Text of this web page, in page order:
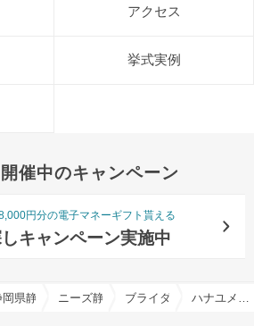
アクセス
挙式実例
開催中のキャンペーン
円分の電子マネーギフト貰える
キャンペーン実施中
一覧
岡県静岡市の結婚式場一覧
ニーズ静岡ベイ by T&G WEDDING(
ブライダルフェア一覧